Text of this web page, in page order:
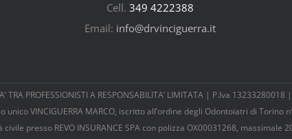
Cell. 349 4222388
Email: info@drvinciguerra.it
TRA PROFESSIONISTI A RESPONSABILITA’ LIMITATA | P.Iva
unico VINCIGUERRA MARCO, iscritto all’ordine degli Odontoiatri di Torino
presso REVO INSURANCE SPA con polizza OX00031268, massimale